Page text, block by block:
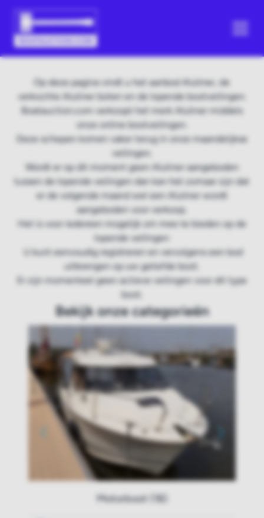
Op deze pagina vindt u het aanbod Aluliner, de
verkochte Aluliner boten en de lopende bootveilingen.
Boatauction.com verkoopt het merk Aluliner middels
onze online bootveilingen.
Deze schepen komen vaker terug in onze maandelijkse
veilingen.
Wordt er op dit moment geen Aluliner aangeboden
tussen de lopende veilingen dan kan het zomaar zijn dat
er de volgende maand wel een Aluliner wordt
aangeboden voor verkoop.
Het is voor iedereen mogelijk om mee te bieden op de
lopende veilingen
U kunt eenvoudig registreren en vervolgens een bod
uitbrengen op uw geliefde boot.
Er zijn momenteel geen actieve veilingen voor dit type
boot.
Bekijk onze categorieën
Motorboot (18)